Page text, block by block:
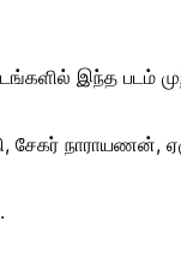
இந்த படம்
சேகர் நாராயணன்,